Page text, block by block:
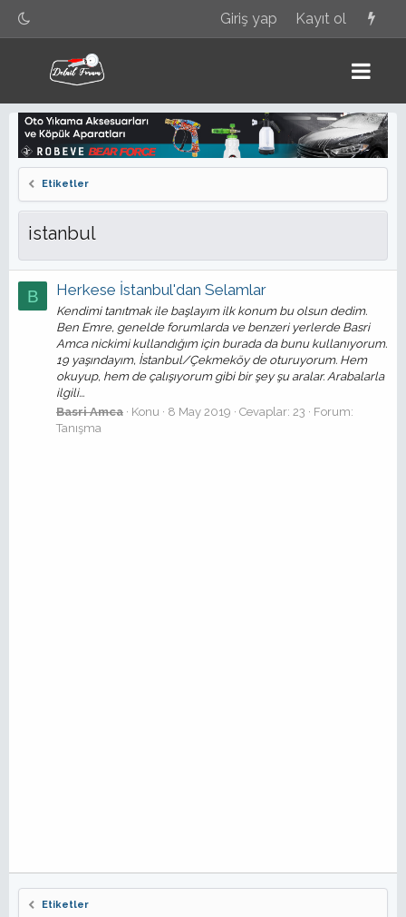
Giriş yap Kayıt ol
Etiketler
istanbul
B Herkese İstanbul'dan Selamlar
Kendimi tanıtmak ile başlayım ilk konum bu olsun dedim.
Ben Emre, genelde forumlarda ve benzeri yerlerde Basri
Amca nickimi kullandığım için burada da bunu kullanıyorum.
19 yaşındayım, İstanbul/Çekmeköy de oturuyorum. Hem
okuyup, hem de çalışıyorum gibi bir şey şu aralar. Arabalarla
ilgili...
Basri Amca
Konu 8 May 2019 Cevaplar: 23
Forum:
Tanışma
Etiketler